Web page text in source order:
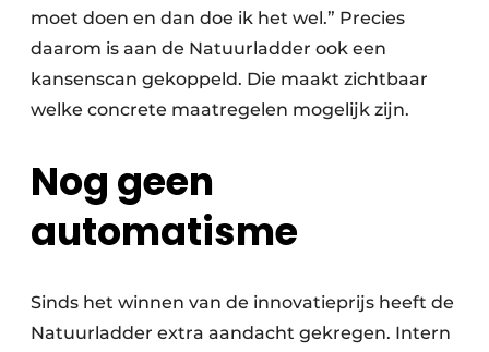
moet doen en dan doe ik het wel.” Precies
daarom is aan de Natuurladder ook een
kansenscan gekoppeld. Die maakt zichtbaar
welke concrete maatregelen mogelijk zijn.
Nog geen
automatisme
Sinds het winnen van de innovatieprijs heeft de
Natuurladder extra aandacht gekregen. Intern